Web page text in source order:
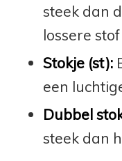
steek dan
lossere
Stokje (st):
een
Dubbel
steek dan